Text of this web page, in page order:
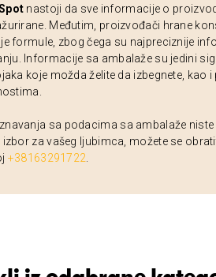
nastoji da sve informacije o
Međutim, proizvođači hrane
formule, zbog čega su najpreciznije
Informacije sa ambalaže su jedini
koje možda želite da izbegnete, kao
sa podacima sa ambalaže niste
za vašeg ljubimca, možete se
+38163291722